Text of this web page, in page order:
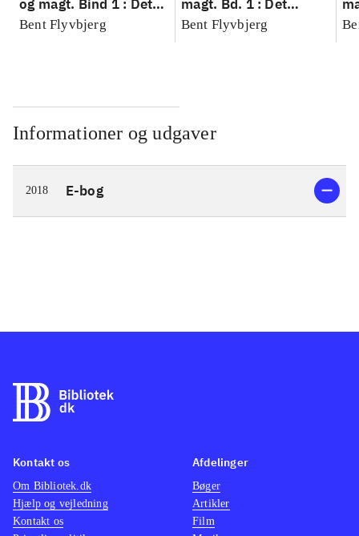
og magt. Bind 1 : Det
konkretes videnskab
Bent Flyvbjerg
magt. Bd. 1 : Det
konkretes videnskab
Bent Flyvbjerg
Informationer og udgaver
2018 E-bog
Kontakt os
Om Bibliotek.dk
Hjælp og vejledning
Kontakt os
Afdelinger
Bøger
Artikler
Film